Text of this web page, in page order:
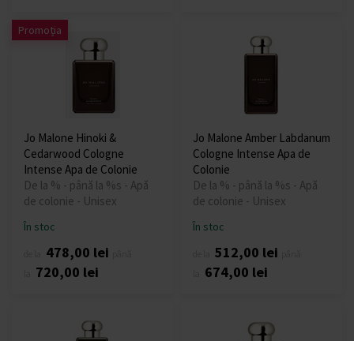
Promoția
Jo Malone Hinoki &
Cedarwood Cologne
Intense Apa de Colonie
De la % - până la %s - Apă
de colonie - Unisex
În stoc
478,00 lei
720,00 lei
Jo Malone Amber Labdanum
Cologne Intense Apa de
Colonie
De la % - până la %s - Apă
de colonie - Unisex
În stoc
512,00 lei
674,00 lei